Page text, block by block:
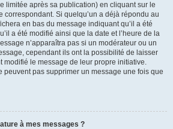
limitée après sa publication) en cliquant sur le
correspondant. Si quelqu’un a déjà répondu au
en bas du message indiquant qu’il a été
a été modifié ainsi que la date et l’heure de la
n’apparaîtra pas si un modérateur ou un
cependant ils ont la possibilité de laisser
modifié le message de leur propre initiative.
peuvent pas supprimer un message une fois que
à mes messages ?